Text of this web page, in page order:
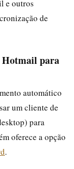
e outros
de
Hotmail para
automático
um cliente de
para
oferece a opção
.